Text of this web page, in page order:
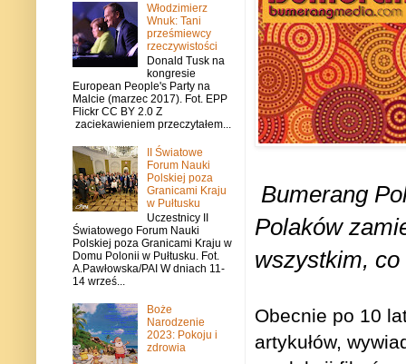
Bumerang
Polaków
wszystkim, co
Obecnie po 10
artykułów,
Włodzimierz
Wnuk: Tani
prześmiewcy
rzeczywistości
Donald Tusk na
kongresie
European People's Party na
Malcie (marzec 2017). Fot. EPP
Flickr CC BY 2.0 Z
zaciekawieniem przeczytałem...
II Światowe
Forum Nauki
Polskiej poza
Granicami Kraju
w Pułtusku
Uczestnicy II
Światowego Forum Nauki
Polskiej poza Granicami Kraju w
Domu Polonii w Pułtusku. Fot.
A.Pawłowska/PAI W dniach 11-
14 wrześ...
Boże
Narodzenie
2023: Pokoju i
zdrowia